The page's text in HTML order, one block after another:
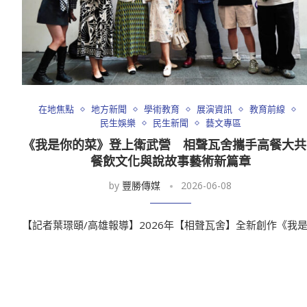
在地焦點 地方新聞 學術教育 展演資訊
教育前線
民生娛樂
民生新聞 藝文專區
《我是你的菜》登上衛武營 相聲瓦舍攜手高餐大
餐飲文化與說故事藝術新篇章
by 豐勝傳媒 2026-06-08
【記者葉璟頤/高雄報導】2026年【相聲瓦舍】全新創作《我